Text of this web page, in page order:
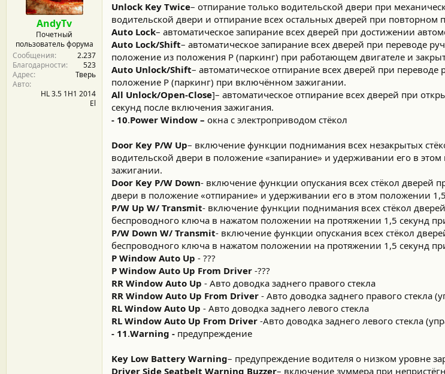
н
о
с
т
и
:
AndyTv
Почетный
пользователь форума
Сообщения
2.237
Благодарности
523
Адрес
Тверь
Авто
HL 3.5 1H1 2014
El
Unlock Key Twice– отпирание только водительской двери при
водительской двери и отпирание всех остальных дверей при повторном
Auto Lock– автоматическое запирание всех дверей при достижении
Auto Lock/Shift– автоматическое запирание всех дверей при переводе
положение из положения Р (паркинг) при работающем двигателе и
Auto Unlock/Shift– автоматическое отпирание всех дверей при
положение Р (паркинг) при включённом зажигании.
All Unlock/Open-Close]– автоматическое отпирание всех дверей при
секунд после включения зажигания.
- 10.Power Window – окна с электроприводом стёкол
Door Key P/W Up– включение функции поднимания всех незакрытых
водительской двери в положение «запирание» и удерживании его в
зажигании.
Door Key P/W Down- включение функции опускания всех стёкол дверей
двери в положение «отпирание» и удерживании его в этом положении
P/W Up W/ Transmit- включение функции поднимания всех стёкол
беспроводного ключа в нажатом положении на протяжении 1,5 секунд
P/W Down W/ Transmit- включение функции опускания всех стёкол
беспроводного ключа в нажатом положении на протяжении 1,5 секунд
P Window Auto Up - ???
P Window Auto Up From Driver -???
RR Window Auto Up - Авто доводка заднего правого стекла
RR Window Auto Up From Driver - Авто доводка заднего правого стекла
RL Window Auto Up - Авто доводка заднего левого стекла
RL Window Auto Up From Driver -Авто доводка заднего левого стекла
- 11.Warning - предупреждение
Key Low Battery Warning– предупреждение водителя о низком уровне
Driver Side Seatbelt Warning Buzzer– включение зуммера при